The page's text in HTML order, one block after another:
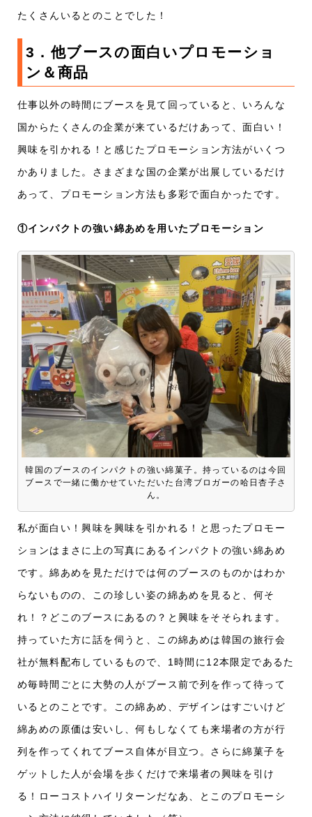
たくさんいるとのことでした！
3．他ブースの面白いプロモーショ
ン＆商品
仕事以外の時間にブースを見て回っていると、いろんな
国からたくさんの企業が来ているだけあって、面白い！
興味を引かれる！と感じたプロモーション方法がいくつ
かありました。さまざまな国の企業が出展しているだけ
あって、プロモーション方法も多彩で面白かったです。
①インパクトの強い綿あめを用いたプロモーション
韓国のブースのインパクトの強い綿菓子。持っているのは今回
ブースで一緒に働かせていただいた台湾ブロガーの哈日杏子さ
ん。
私が面白い！興味を興味を引かれる！と思ったプロモー
ションはまさに上の写真にあるインパクトの強い綿あめ
です。綿あめを見ただけでは何のブースのものかはわか
らないものの、この珍しい姿の綿あめを見ると、何そ
れ！？どこのブースにあるの？と興味をそそられます。
持っていた方に話を伺うと、この綿あめは韓国の旅行会
社が無料配布しているもので、1時間に12本限定であるた
め毎時間ごとに大勢の人がブース前で列を作って待って
いるとのことです。この綿あめ、デザインはすごいけど
綿あめの原価は安いし、何もしなくても来場者の方が行
列を作ってくれてブース自体が目立つ。さらに綿菓子を
ゲットした人が会場を歩くだけで来場者の興味を引け
る！ローコストハイリターンだなあ、とこのプロモーシ